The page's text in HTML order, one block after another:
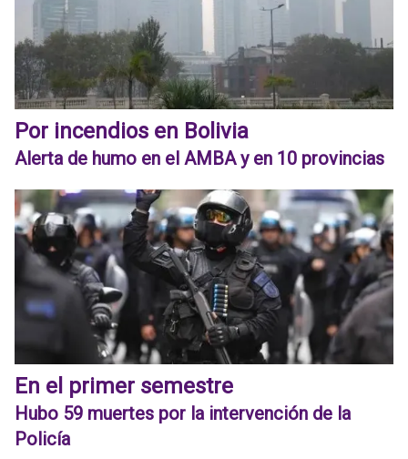
Por incendios en Bolivia
Alerta de humo en el AMBA y en 10 provincias
En el primer semestre
Hubo 59 muertes por la intervención de la
Policía